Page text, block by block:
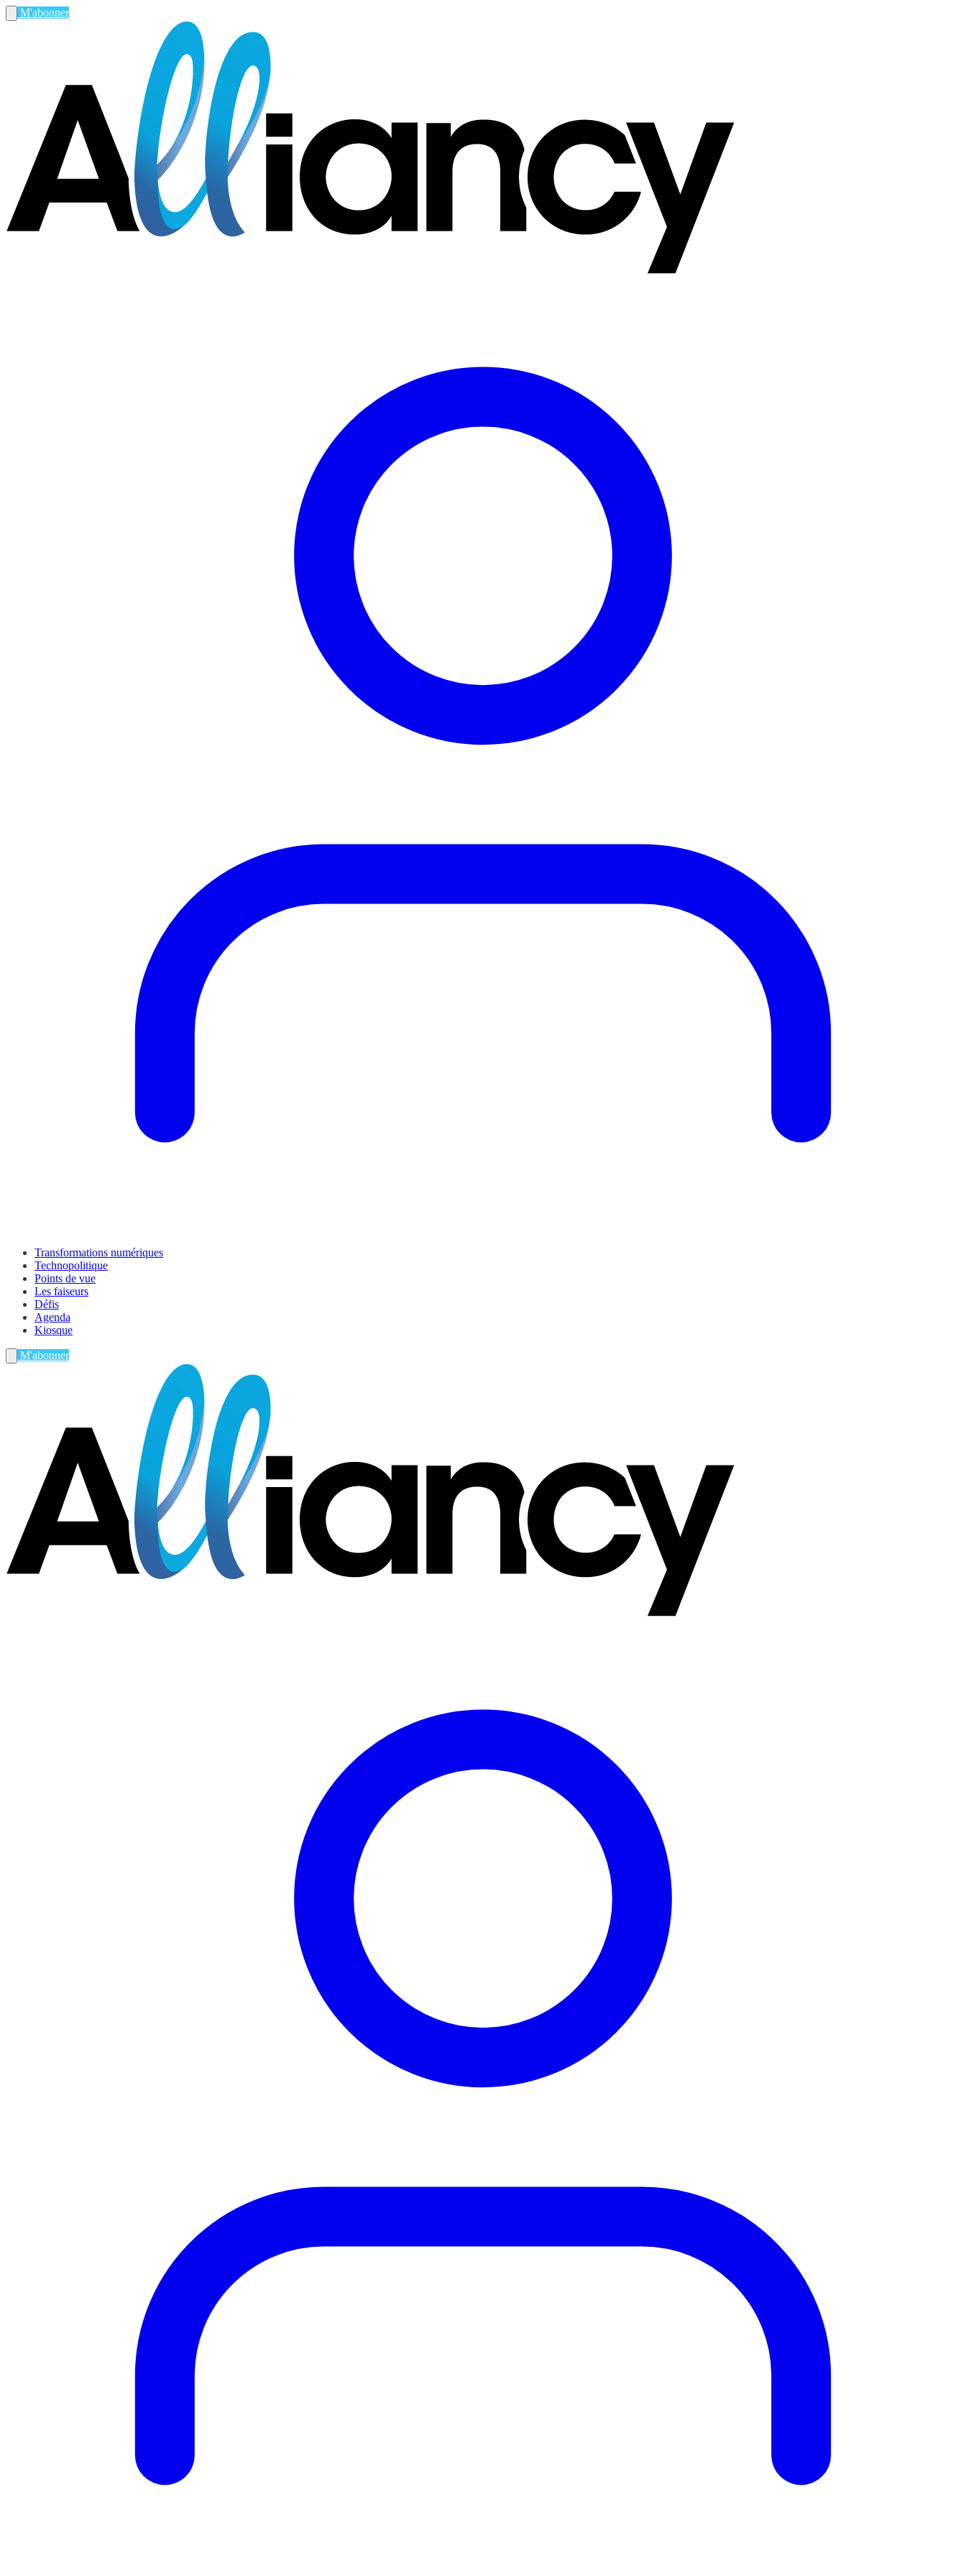
M'abonner
Transformations numériques
Technopolitique
Points de vue
Les faiseurs
Défis
Agenda
Kiosque
M'abonner